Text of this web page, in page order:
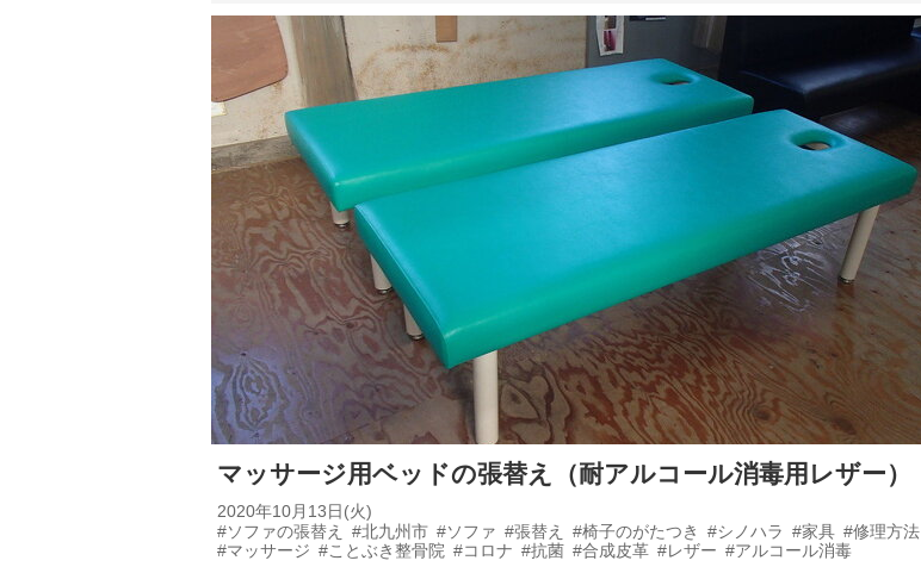
マッサージ用ベッドの張替え（耐アルコール消毒用レザー）
2020年10月13日(火)
#ソファの張替え
#北九州市 #ソファ #張替え #椅子のがたつき #シノハラ #家具 #修理方法
#マッサージ #ことぶき整骨院 #コロナ #抗菌 #合成皮革 #レザー #アルコール消毒